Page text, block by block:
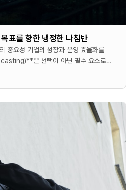
표를 향한 냉정한 나침반
운영 효율화를
은 선택이 아닌 필수 요소로